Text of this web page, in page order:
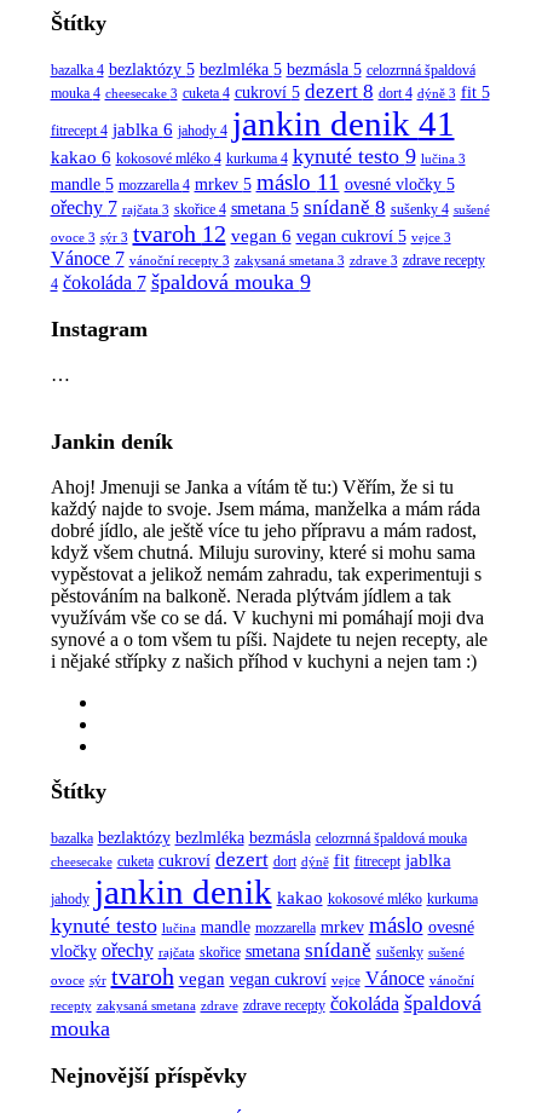
Štítky
bazalka 4 bezlaktózy 5 bezlmléka 5 bezmásla 5 celozrnná špaldová
mouka 4 cheesecake 3 cuketa 4 cukroví 5 dezert 8 dort4 dýně 3 fit 5
fitrecept4 jablka 6 jahody 4 jankin denik 41
kakao 6 kokosové mléko 4 kurkuma 4 kynuté testo 9 lučina 3
mandle 5 mozzarella 4 mrkev 5 máslo 11 ovesné vločky 5
ořechy 7 rajčata 3 skořice 4 smetana 5 snídaně 8 sušenky 4 sušené
ovoce 3 sýr 3 tvaroh 12 vegan 6 vegan cukroví 5 vejce 3
Vánoce 7 vánoční recepty 3 zakysaná smetana 3 zdrave 3 zdrave recepty
4 čokoláda 7 špaldová mouka 9
Instagram
…
Jankin deník
Ahoj! Jmenuji se Janka a vítám tě tu:) Věřím, že si tu
každý najde to svoje. Jsem máma, manželka a mám ráda
dobré jídlo, ale ještě více tu jeho přípravu a mám radost,
když všem chutná. Miluju suroviny, které si mohu sama
vypěstovat a jelikož nemám zahradu, tak experimentuji s
pěstováním na balkoně. Nerada plýtvám jídlem a tak
využívám vše co se dá. V kuchyni mi pomáhají moji dva
synové a o tom všem tu píši. Najdete tu nejen recepty, ale
i nějaké střípky z našich příhod v kuchyni a nejen tam :)
Štítky
bazalka bezlaktózy bezlmléka bezmásla celozrnná špaldová mouka
cheesecake cuketa cukroví dezert dort dýně fit fitrecept jablka
jahody jankin denik kakao kokosové mléko kurkuma
kynuté testo lučina mandle mozzarella mrkev máslo ovesné
vločky ořechy rajčata skořice smetana snídaně sušenky sušené
ovoce sýr tvaroh vegan vegan cukroví vejce Vánoce vánoční
recepty zakysaná smetana zdrave zdrave recepty čokoláda špaldová
mouka
Nejnovější příspěvky